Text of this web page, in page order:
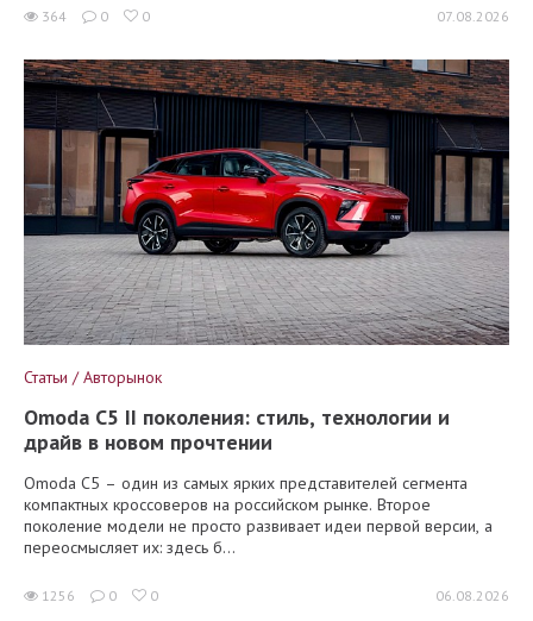
364 0 0 07.08.2026
Статьи / Авторынок
Omoda C5 II поколения: стиль, технологии и
драйв в новом прочтении
Omoda C5 – один из самых ярких представителей сегмента
компактных кроссоверов на российском рынке. Второе
поколение модели не просто развивает идеи первой версии, а
переосмысляет их: здесь б...
1256 0 0 06.08.2026